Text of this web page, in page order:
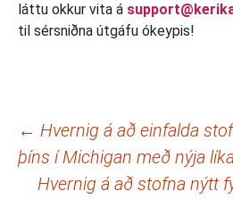
láttu okkur vita á
til sérsniðna útgáfu ókeypis!
Leiðarkerfi
færslna
← Hvernig á að einfalda
þíns í Michigan með nýja
Hvernig á að stofna nýtt